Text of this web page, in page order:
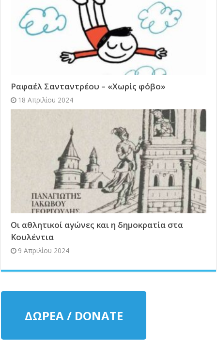
Ραφαέλ Σανταντρέου – «Χωρίς φόβο»
18 Απριλίου 2024
Οι αθλητικοί αγώνες και η δημοκρατία στα
Κουλέντια
9 Απριλίου 2024
ΔΩΡΕΑ / DONATE